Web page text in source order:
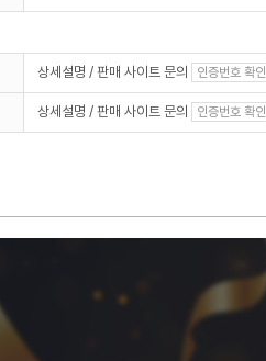
상세설명 / 판매 사이트 문의 인증번호 확인
상세설명 / 판매 사이트 문의 인증번호 확인